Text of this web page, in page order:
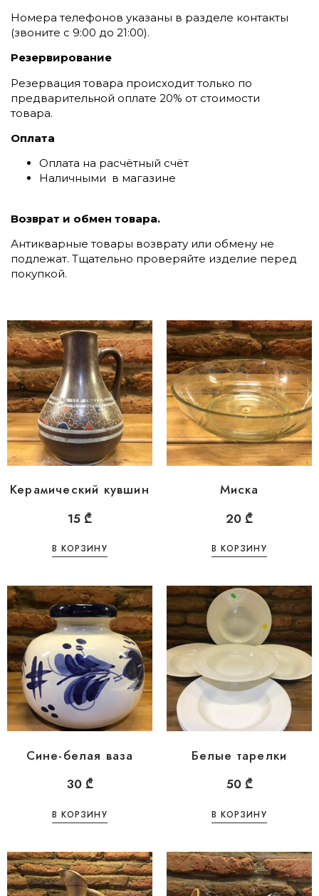
Номера телефонов указаны в разделе контакты
(звоните c 9:00 до 21:00).
Резервирование
Резервация товара происходит только по
предварительной оплате 20% от стоимости
товара.
Оплата
Оплата на расчётный счёт
Наличными в магазине
Возврат и обмен товара.
Антикварные товары возврату или обмену не
подлежат. Тщательно проверяйте изделие перед
покупкой.
Керамический кувшин
15 ₾
В КОРЗИНУ
Миска
20 ₾
В КОРЗИНУ
Сине-белая ваза
30 ₾
В КОРЗИНУ
Белые тарелки
50 ₾
В КОРЗИНУ